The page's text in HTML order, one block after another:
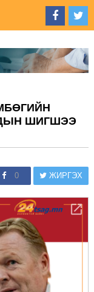
ШИГШЭЭ
0 ЖИРГЭХ